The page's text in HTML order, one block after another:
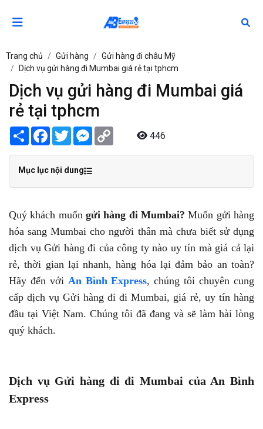
Trang chủ Gửi hàng
Gửi hàng đi châu Mỹ
Dịch vụ gửi hàng đi Mumbai giá rẻ tại tphcm
Dịch vụ gửi hàng đi Mumbai giá
rẻ tại tphcm
Share Facebook
TwitterMessenger 446
Mục lục nội dung
Quý khách muốn gửi hàng đi Mumbai? Muốn gửi hàng
hóa sang Mumbai cho người thân mà chưa biết sử dụng
dịch vụ Gửi hàng đi của công ty nào uy tín mà giá cả lại
rẻ, thời gian lại nhanh, hàng hóa lại đảm bảo an toàn?
Hãy đến với An Bình Express, chúng tôi chuyên cung
cấp dịch vụ Gửi hàng đi đi Mumbai, giá rẻ, uy tín hàng
đầu tại Việt Nam. Chúng tôi đã đang và sẽ làm hài lòng
quý khách.
Dịch vụ Gửi hàng đi đi Mumbai của An Bình
Express